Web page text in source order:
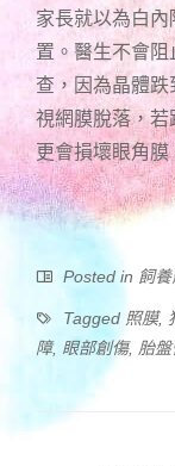
家長就以為白
置。醫生不會
查，因為晶體
視網膜脫落，
更會損壞眼角膜
Posted in 飼
Tagged 照膜,
障, 眼部創傷, 胎